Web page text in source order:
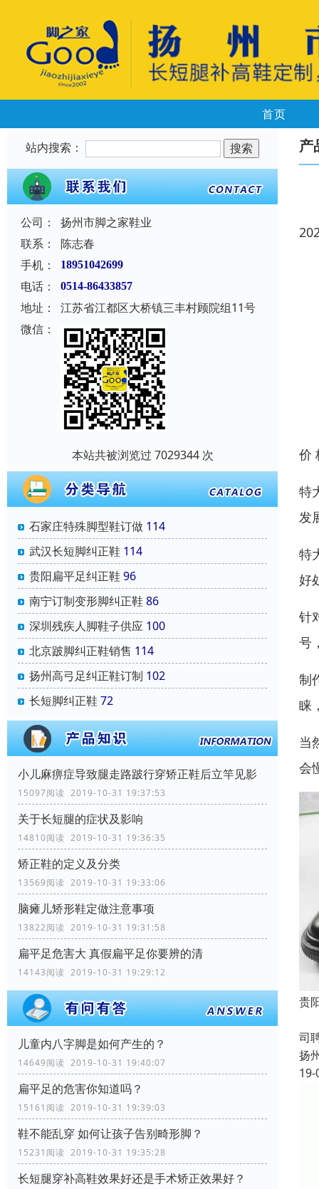
首页
站内搜索：
公司：
扬州市脚之家鞋业
联系：
陈志春
手机：
18951042699
电话： 0514-86433857
地址：
江苏省江都区大桥镇三丰村顾院组11号
微信：
本站共被浏览过 7029344 次
石家庄特殊脚型鞋订做 114
武汉长短脚纠正鞋 114
贵阳扁平足纠正鞋 96
南宁订制变形脚纠正鞋 86
深圳残疾人脚鞋子供应 100
北京跛脚纠正鞋销售 114
扬州高弓足纠正鞋订制 102
长短脚纠正鞋 72
小儿麻痹症导致腿走路跛行穿矫正鞋后立竿见影
15097阅读 2019-10-31 19:37:53
关于长短腿的症状及影响
14810阅读 2019-10-31 19:36:35
矫正鞋的定义及分类
13569阅读 2019-10-31 19:33:06
脑瘫儿矫形鞋定做注意事项
13822阅读 2019-10-31 19:31:58
扁平足危害大 真假扁平足你要辨的清
14143阅读 2019-10-31 19:29:12
儿童内八字脚是如何产生的？
14649阅读 2019-10-31 19:40:07
扁平足的危害你知道吗？
15161阅读 2019-10-31 19:39:03
鞋不能乱穿 如何让孩子告别畸形脚？
15231阅读 2019-10-31 19:35:28
长短腿穿补高鞋效果好还是手术矫正效果好？
产
价
特
发
特
好
针
号
制
睐
当
会
贵
司
扬
19-